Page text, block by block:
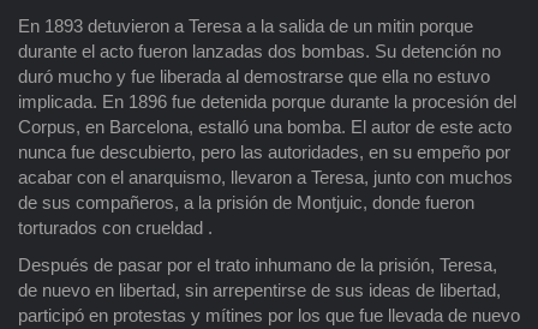
En 1893 detuvieron a Teresa a la salida de un mitin porque
durante el acto fueron lanzadas dos bombas. Su detención no
duró mucho y fue liberada al demostrarse que ella no estuvo
implicada. En 1896 fue detenida porque durante la procesión del
Corpus, en Barcelona, estalló una bomba. El autor de este acto
nunca fue descubierto, pero las autoridades, en su empeño por
acabar con el anarquismo, llevaron a Teresa, junto con muchos
de sus compañeros, a la prisión de Montjuic, donde fueron
torturados con crueldad .
Después de pasar por el trato inhumano de la prisión, Teresa,
de nuevo en libertad, sin arrepentirse de sus ideas de libertad,
participó en protestas y mítines por los que fue llevada de nuevo